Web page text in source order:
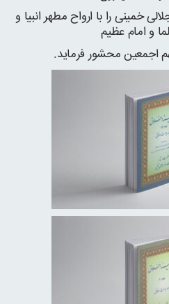
خمینی را با ارواح مطهر انبیا و
و امام عظیم
اجمعین محشور فرماید.